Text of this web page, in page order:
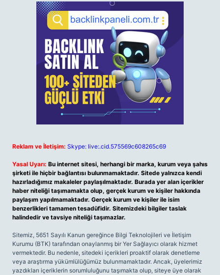
Reklam ve İletişim: Skype: live:.cid.575569c608265c69
Yasal Uyarı: Bu internet sitesi, herhangi bir marka, kurum veya şahıs
şirketi ile hiçbir bağlantısı bulunmamaktadır. Sitede yalnızca kendi
hazırladığımız makaleler paylaşılmaktadır. Burada yer alan içerikler
haber niteliği taşımamakta olup, gerçek kurum ve kişiler hakkında
paylaşım yapılmamaktadır. Gerçek kurum ve kişiler ile isim
benzerlikleri tamamen tesadüfidir. Sitemizdeki bilgiler taslak
halindedir ve tavsiye niteliği taşımazlar.
Sitemiz, 5651 Sayılı Kanun gereğince Bilgi Teknolojileri ve İletişim
Kurumu (BTK) tarafından onaylanmış bir Yer Sağlayıcı olarak hizmet
vermektedir. Bu nedenle, sitedeki içerikleri proaktif olarak denetleme
veya araştırma yükümlülüğümüz bulunmamaktadır. Ancak, üyelerimiz
yazdıkları içeriklerin sorumluluğunu taşımakta olup, siteye üye olarak